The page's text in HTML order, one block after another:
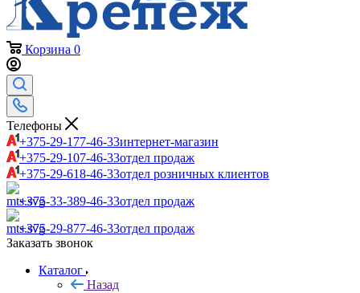
Корзина 0
Телефоны
+375-29-177-46-33интернет-магазин
+375-29-107-46-33отдел продаж
+375-29-618-46-33отдел розничных клиентов
+375-33-389-46-33отдел продаж
+375-29-877-46-33отдел продаж
Заказать звонок
Каталог
Назад